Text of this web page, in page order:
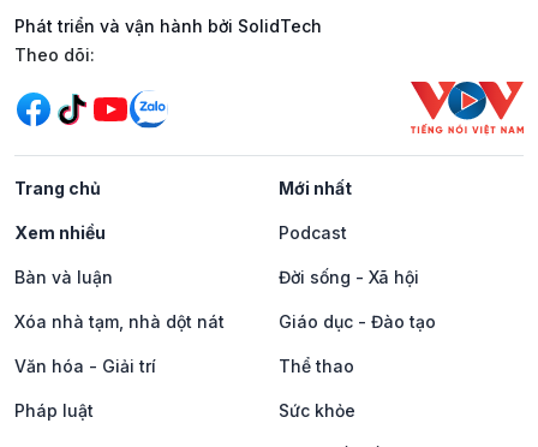
Phát triển và vận hành bởi SolidTech
Mạng xã hội
Theo dõi:
Trang chủ Mới nhất
Xem nhiều Podcast
Bàn và luận Đời sống - Xã hội
Xóa nhà tạm, nhà dột nát Giáo dục - Đào tạo
Văn hóa - Giải trí Thể thao
Pháp luật Sức khỏe